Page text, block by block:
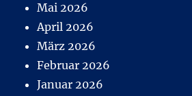
Mai 2026
April 2026
März 2026
Februar 2026
Januar 2026